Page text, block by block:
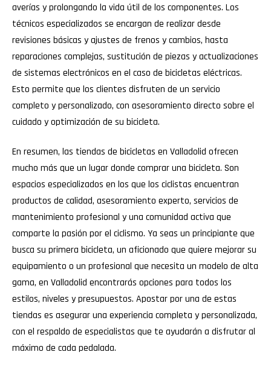
averías y prolongando la vida útil de los componentes. Los
técnicos especializados se encargan de realizar desde
revisiones básicas y ajustes de frenos y cambios, hasta
reparaciones complejas, sustitución de piezas y actualizaciones
de sistemas electrónicos en el caso de bicicletas eléctricas.
Esto permite que los clientes disfruten de un servicio
completo y personalizado, con asesoramiento directo sobre el
cuidado y optimización de su bicicleta.
En resumen, las tiendas de bicicletas en Valladolid ofrecen
mucho más que un lugar donde comprar una bicicleta. Son
espacios especializados en los que los ciclistas encuentran
productos de calidad, asesoramiento experto, servicios de
mantenimiento profesional y una comunidad activa que
comparte la pasión por el ciclismo. Ya seas un principiante que
busca su primera bicicleta, un aficionado que quiere mejorar su
equipamiento o un profesional que necesita un modelo de alta
gama, en Valladolid encontrarás opciones para todos los
estilos, niveles y presupuestos. Apostar por una de estas
tiendas es asegurar una experiencia completa y personalizada,
con el respaldo de especialistas que te ayudarán a disfrutar al
máximo de cada pedalada.